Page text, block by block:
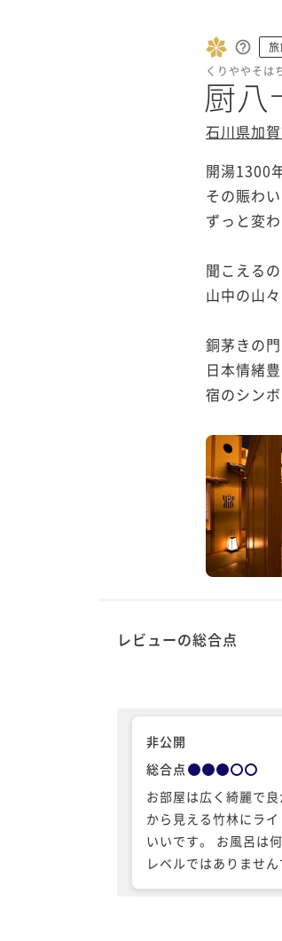
くりややそは
厨八
石川県加
開湯1300
その賑わ
ずっと変
聞こえる
山中の山
銅茅きの
日本情緒
宿のシン
レビューの総合点
非公開
総合点
お部屋は広く綺麗で
から見える竹林にラ
いいです。 お風呂は
レベルではありませ
かったですが、配膳